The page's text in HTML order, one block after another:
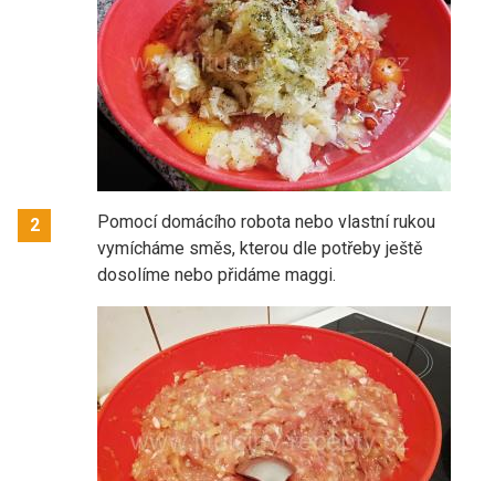
2
Pomocí domácího robota nebo vlastní rukou
vymícháme směs, kterou dle potřeby ještě
dosolíme nebo přidáme maggi.